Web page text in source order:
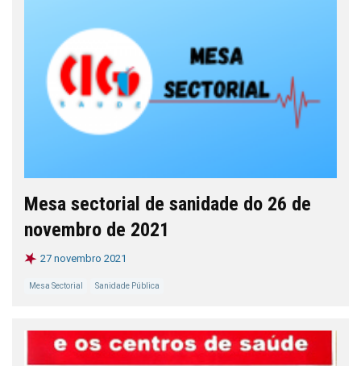
Mesa sectorial de sanidade do 26 de
novembro de 2021
27 novembro 2021
Mesa Sectorial Sanidade Pública